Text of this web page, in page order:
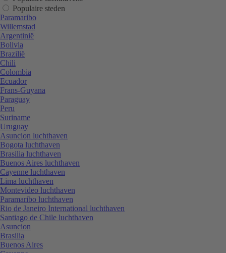
Populaire steden
Paramaribo
Willemstad
Argentinië
Bolivia
Brazilië
Chili
Colombia
Ecuador
Frans-Guyana
Paraguay
Peru
Suriname
Uruguay
Asuncion luchthaven
Bogota luchthaven
Brasilia luchthaven
Buenos Aires luchthaven
Cayenne luchthaven
Lima luchthaven
Montevideo luchthaven
Paramaribo luchthaven
Rio de Janeiro International luchthaven
Santiago de Chile luchthaven
Asuncion
Brasilia
Buenos Aires